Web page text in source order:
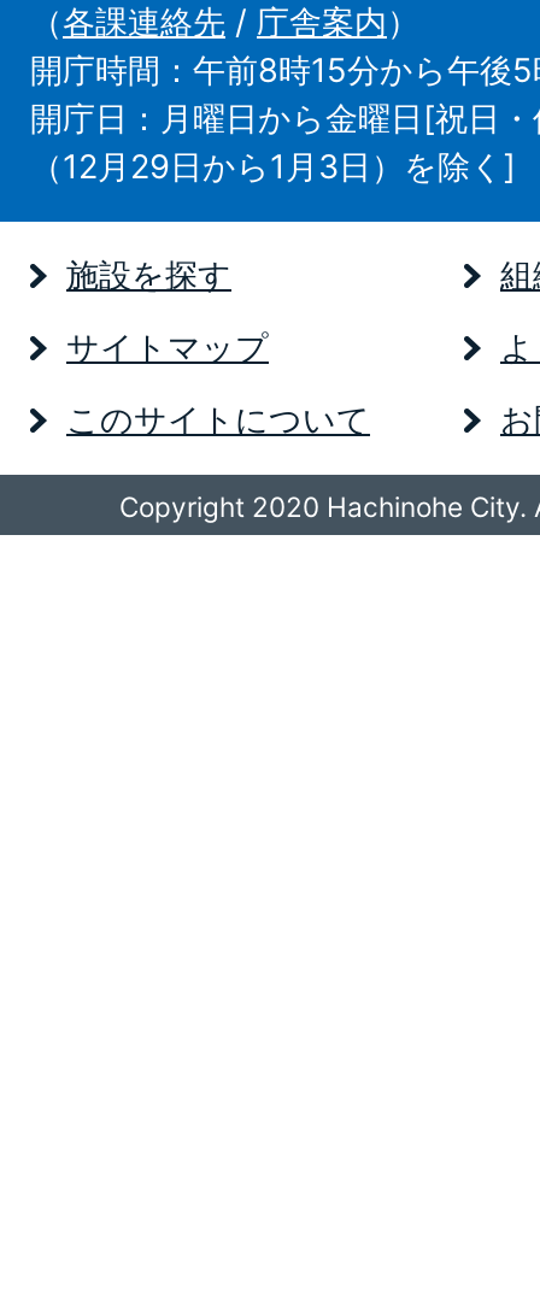
（各課連絡先 / 庁舎案内）
開庁時間：午前8時15分から午後5
開庁日：月曜日から金曜日[祝日
（12月29日から1月3日）を除く]
施設を探す
サイトマップ
このサイトについて
Copyright 2020 Hachinohe City.